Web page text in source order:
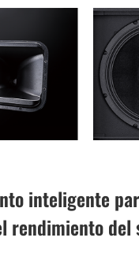
inteligente
rendimiento del